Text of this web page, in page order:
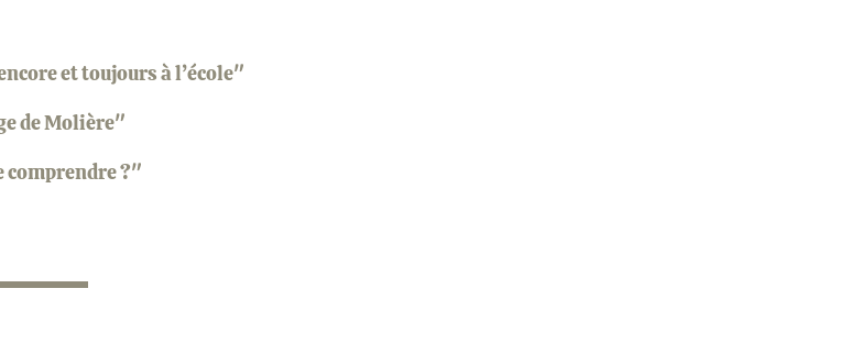
et toujours à l’école"
de Molière"
comprendre ?"